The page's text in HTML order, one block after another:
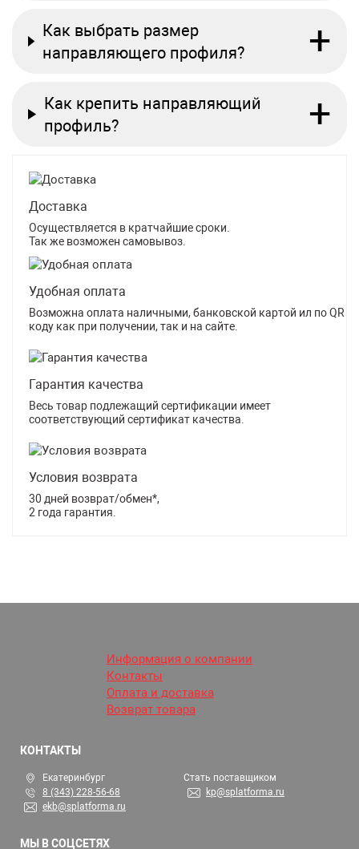
Как выбрать размер
направляющего профиля?
+
Как крепить направляющий
профиль?
+
Доставка
Осуществляется в кратчайшие сроки.
Так же возможен самовывоз.
Удобная оплата
Возможна оплата наличными, банковской картой ил по QR
коду как при получении, так и на сайте.
Гарантия качества
Весь товар подлежащий сертификации имеет
соответствующий сертификат качества.
Условия возврата
30 дней возврат/обмен*,
2 года гарантия.
Информация о компании
Контакты
Оплата и доставка
Возврат товара
КОНТАКТЫ
Екатеринбург
8 (343) 228-56-68
ekb@splatforma.ru
Стать поставщиком
kp@splatforma.ru
МЫ В СОЦСЕТЯХ